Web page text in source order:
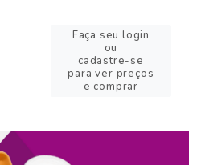
Faça seu login
ou
cadastre-se
para ver preços
e comprar